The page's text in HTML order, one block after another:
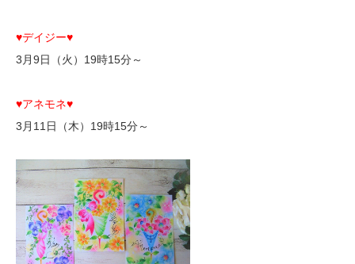
♥デイジー♥
3月9日（火）19時15分～
♥アネモネ♥
3月11日（木）19時15分～